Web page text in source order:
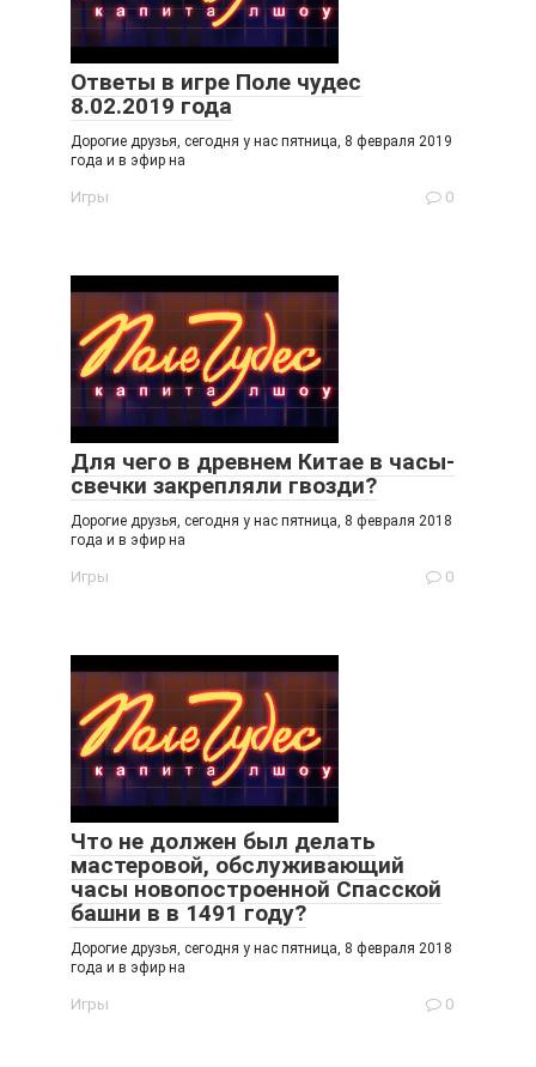
Ответы в игре Поле чудес
8.02.2019 года
Дорогие друзья, сегодня у нас пятница, 8 февраля 2019
года и в эфир на
Игры 0
Для чего в древнем Китае в часы-
свечки закрепляли гвозди?
Дорогие друзья, сегодня у нас пятница, 8 февраля 2018
года и в эфир на
Игры 0
Что не должен был делать
мастеровой, обслуживающий
часы новопостроенной Спасской
башни в в 1491 году?
Дорогие друзья, сегодня у нас пятница, 8 февраля 2018
года и в эфир на
Игры 0